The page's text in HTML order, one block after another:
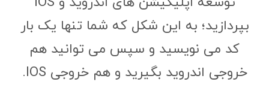
بپردازید؛ به این شکل که شما تنها یک بار
کد می نویسید و سپس می توانید هم
خروجی اندروید بگیرید و هم خروجی IOS.